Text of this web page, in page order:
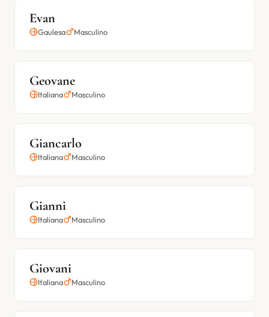
Evan
Gaulesa Masculino
Geovane
Italiana Masculino
Giancarlo
Italiana Masculino
Gianni
Italiana Masculino
Giovani
Italiana Masculino